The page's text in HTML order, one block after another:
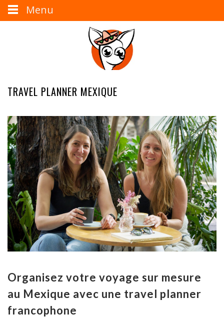
TRAVEL PLANNER MEXIQUE
Organisez votre voyage sur mesure
au Mexique avec une travel planner
francophone
Menu